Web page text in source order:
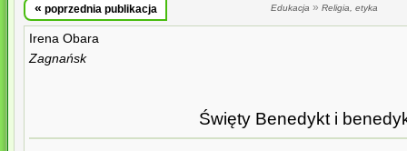
« poprzednia publikacja Edukacja » Religia, etyka
Irena Obara
Zagnańsk
Święty Benedykt i